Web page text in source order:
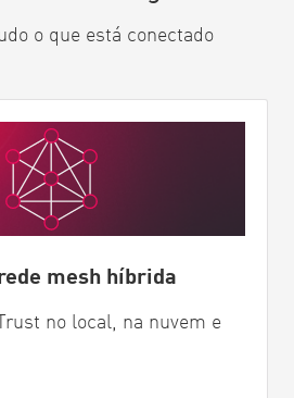
o que está conectado
mesh híbrida
no local, na nuvem e